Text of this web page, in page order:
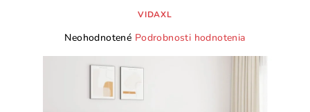
VIDAXL
Priemerné
produktu
Neohodnotené Podrobnosti hodnotenia